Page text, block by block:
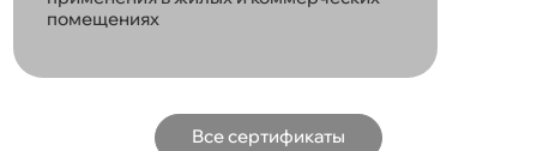
помещениях
Все сертификаты